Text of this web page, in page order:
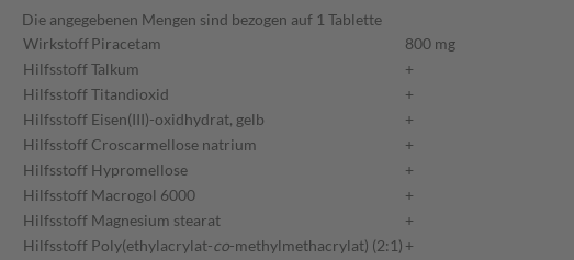
Die angegebenen Mengen sind bezogen auf 1 Tablette
WirkstoffPiracetam
800 mg
HilfsstoffTalkum
+
HilfsstoffTitandioxid
+
Hilfsstoff Eisen(III)-oxidhydrat, gelb
+
Hilfsstoff Croscarmellose natrium
+
Hilfsstoff Hypromellose
+
Hilfsstoff Macrogol 6000
+
Hilfsstoff Magnesium stearat
+
Hilfsstoff Poly(ethylacrylat-co-methylmethacrylat) (2:1) +